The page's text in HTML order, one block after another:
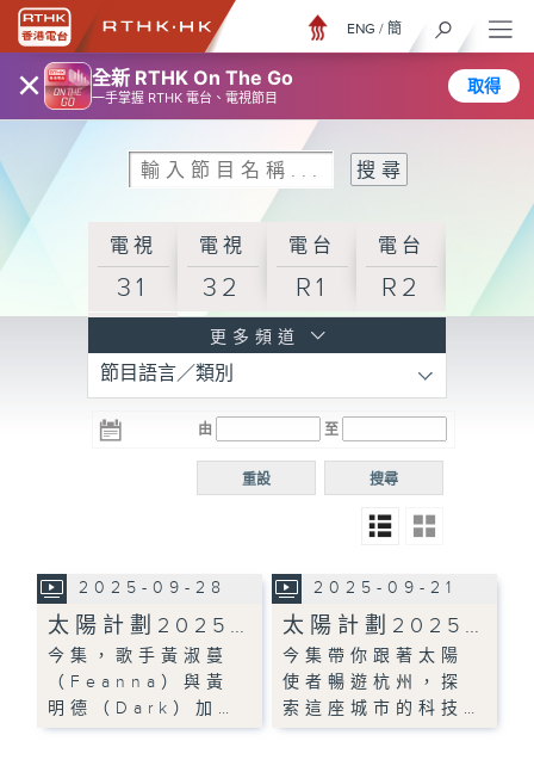
× 全新 RTHK On The Go
一手掌握 RTHK 電台、電視節目
取得
ENG / 簡
電視
31
電視
32
電台
R1
電台
R2
R3
電台 電台
R5
電台
普通
更多頻道
節目語言／類別
由 至
搜尋
重設
2025-09-28
太陽計劃2025…
今集，歌手黃淑蔓
（Feanna）與黃
明德（Dark）加…
2025-09-21
太陽計劃2025…
今集帶你跟著太陽
使者暢遊杭州，探
索這座城市的科技…